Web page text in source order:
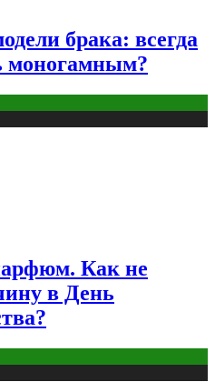
брака: всегда
моногамным?
Как не
в День